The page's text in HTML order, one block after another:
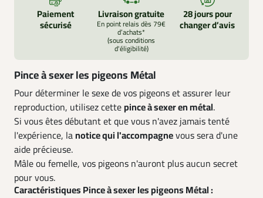
Paiement
sécurisé
Livraison gratuite
En point relais dès 79€
d’achats*
(sous conditions
d'éligibilité)
28 jours pour
changer d’avis
Pince à sexer les pigeons Métal
Pour déterminer le sexe de vos pigeons et assurer leur
reproduction, utilisez cettepince à sexer en métal.
Si vous êtes débutant et que vous n'avez jamais tenté
l'expérience, lanotice qui l'accompagnevous sera d'une
aide précieuse.
Mâle ou femelle, vos pigeons n'auront plus aucun secret
pour vous.
Caractéristiques Pince à sexer les pigeons Métal :